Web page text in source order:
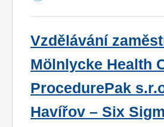
Vzdělávání
Mölnlycke Health
ProcedurePak
Havířov – Six